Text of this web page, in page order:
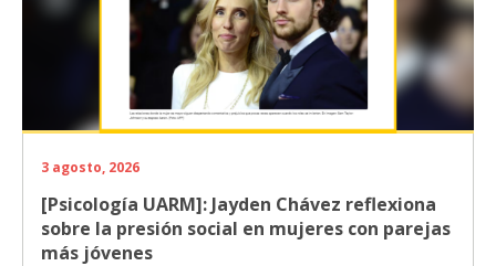
3 agosto, 2026
[Psicología UARM]: Jayden Chávez reflexiona
sobre la presión social en mujeres con parejas
más jóvenes